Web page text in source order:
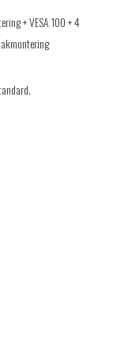
+ VESA 100 + 4